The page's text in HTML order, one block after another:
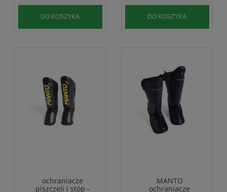
DO KOSZYKA DO KOSZYKA
ochraniacze
piszczeli i stóp -
MANTO
ochraniacze